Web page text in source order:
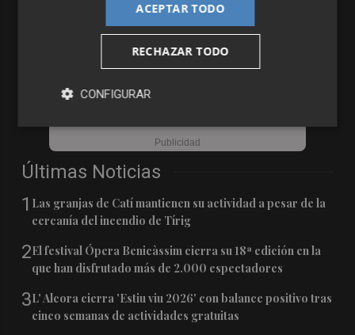
Últimas Noticias
1 Las granjas de Catí mantienen su actividad a pesar de la
cercanía del incendio de Tírig
2El festival Ópera Benicàssim cierra su 18ª edición en la
que han disfrutado más de 2.000 espectadores
3L' Alcora cierra 'Estiu viu 2026' con balance positivo tras
cinco semanas de actividades gratuitas
ACEPTAR TODO
RECHAZAR TODO
CONFIGURAR